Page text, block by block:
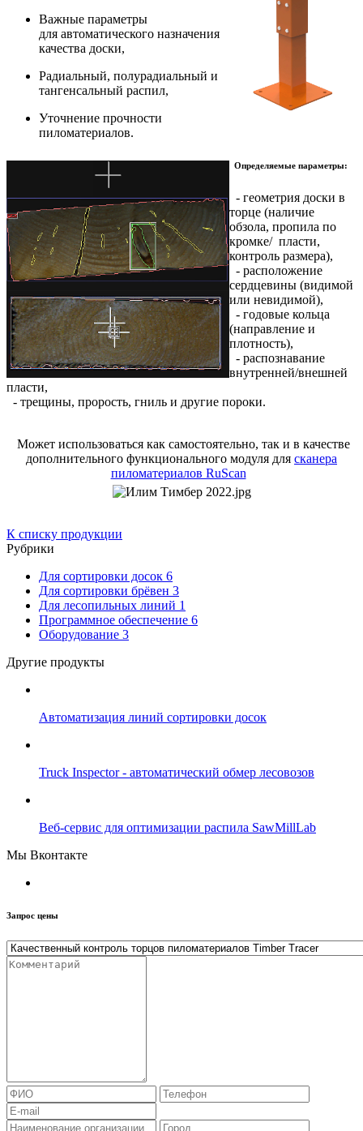
Важные параметры
для автоматического назначения
качества доски,
Радиальный, полурадиальный и
тангенсальный распил,
Уточнение прочности
пиломатериалов.
Определяемые параметры:
- геометрия доски в
торце (наличие
обзола, пропила по
кромке/ пласти,
контроль размера),
- расположение
сердцевины (видимой
или невидимой),
- годовые кольца
(направление и
плотность),
- распознавание
внутренней/внешней
пласти,
- трещины, прорость, гниль и другие пороки.
Может использоваться как самостоятельно, так и в качестве
дополнительного функционального модуля для сканера
пиломатериалов RuScan
К списку продукции
Рубрики
Для сортировки досок 6
Для сортировки брёвен 3
Для лесопильных линий 1
Программное обеспечение 6
Оборудование 3
Другие продукты
Автоматизация линий сортировки досок
Truck Inspector - автоматический обмер лесовозов
Веб-сервис для оптимизации распила SawMillLab
Мы Вконтакте
Запрос цены